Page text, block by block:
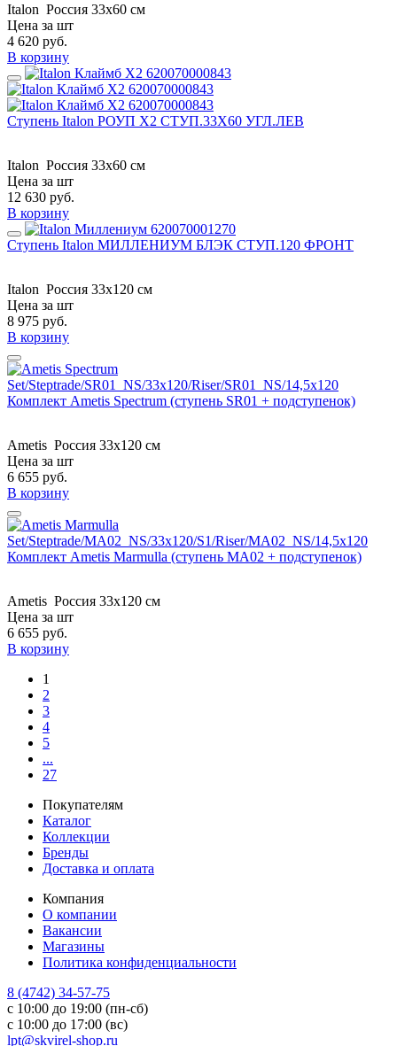
Italon Россия 33x60 см
Цена за шт
4 620 руб.
В корзину
Ступень Italon РОУП Х2 СТУП.33X60 УГЛ.ЛЕВ
Italon Россия 33x60 см
Цена за шт
12 630 руб.
В корзину
Ступень Italon МИЛЛЕНИУМ БЛЭК СТУП.120 ФРОНТ
Italon Россия 33x120 см
Цена за шт
8 975 руб.
В корзину
Комплект Ametis Spectrum (ступень SR01 + подступенок)
Ametis Россия 33x120 см
Цена за шт
6 655 руб.
В корзину
Комплект Ametis Marmulla (ступень MA02 + подступенок)
Ametis Россия 33x120 см
Цена за шт
6 655 руб.
В корзину
1
2
3
4
5
...
27
Покупателям
Каталог
Коллекции
Бренды
Доставка и оплата
Компания
О компании
Вакансии
Магазины
Политика конфиденциальности
8 (4742) 34-57-75
с 10:00 до 19:00 (пн-сб)
с 10:00 до 17:00 (вс)
lpt@skvirel-shop.ru